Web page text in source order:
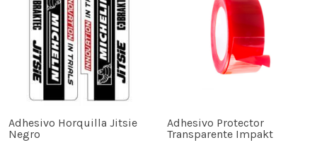
Adhesivo Horquilla Jitsie
Negro
Adhesivo Protector
Transparente Impakt